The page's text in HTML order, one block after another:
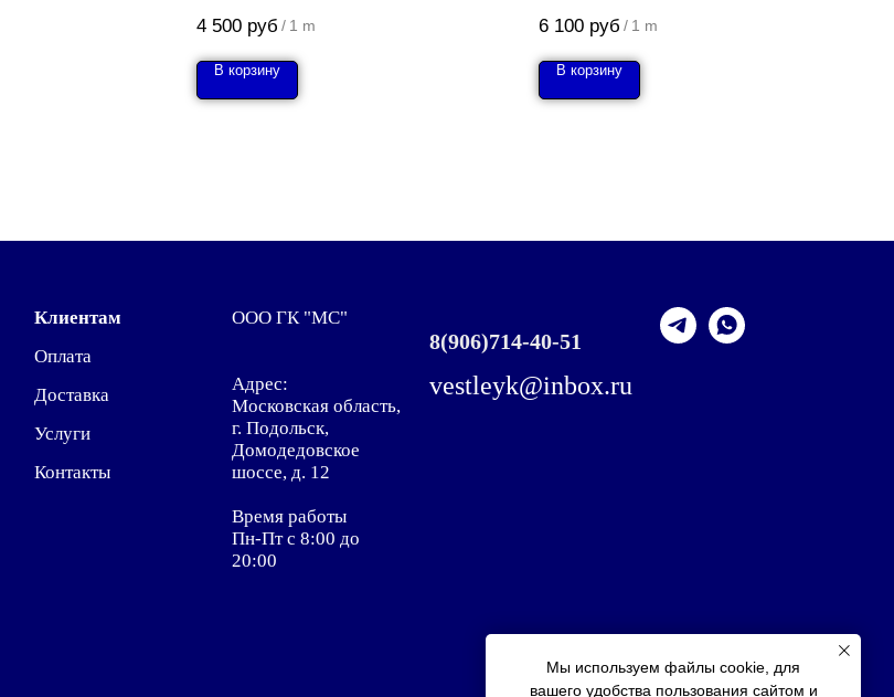
Мы используем файлы cookie, для
вашего удобства пользования сайтом и
4 500 руб / 1 m
В корзину
6 100 руб / 1 m
В корзину
Клиентам
Оплата
Доставка
Услуги
Контакты
ООО ГК "МС"
Адрес:
Московская область,
г. Подольск,
Домодедовское
шоссе, д. 12
Время работы
Пн-Пт с 8:00 до
20:00
8(906)714-40-51
vestleyk@inbox.ru